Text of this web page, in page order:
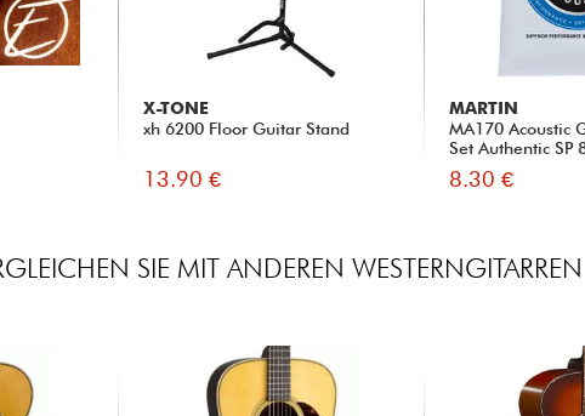
X-TONE
xh 6200 Floor Guitar Stand
13.90 €
MARTIN
MA170 Acoustic
Set Authentic SP
8.30 €
SIE MIT ANDEREN WESTERNGITARREN